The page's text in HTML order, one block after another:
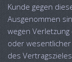
Kunde gegen
Ausgenommen
wegen
oder
des